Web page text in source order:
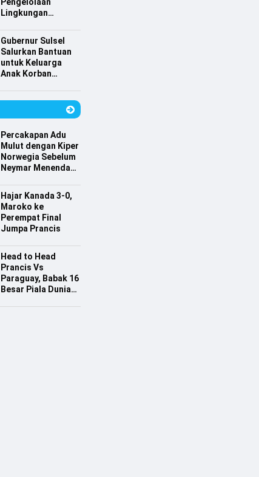
Lingkungan
Sampah jadi
Perhatian Utama
Gubernur Sulsel
Salurkan Bantuan
untuk Keluarga
Anak Korban
Percakapan Adu
Mulut dengan Kiper
Norwegia Sebelum
Neymar Menendang
Hajar Kanada 3-0,
Maroko ke
Perempat Final
Jumpa Prancis
Head to Head
Prancis Vs
Paraguay, Babak 16
Besar Piala Dunia